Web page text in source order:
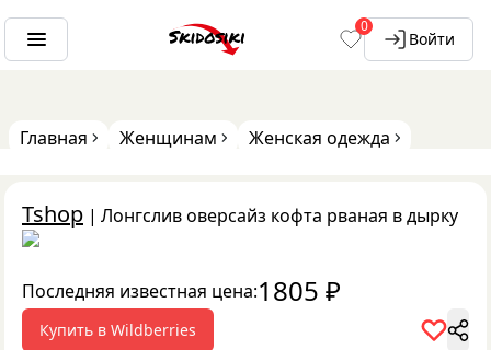
0
Войти
Главная Женщинам Женская одежда
Tshop | Лонгслив оверсайз кофта рваная в дырку
Последняя известная цена:1805 ₽
Купить в Wildberries